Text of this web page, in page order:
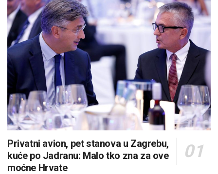
Privatni avion, pet stanova u Zagrebu,
kuće po Jadranu: Malo tko zna za ove
moćne Hrvate